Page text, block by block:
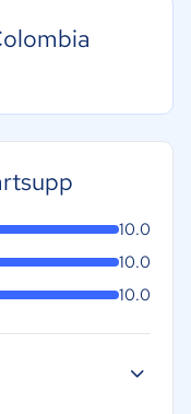
10.0
10.0
10.0